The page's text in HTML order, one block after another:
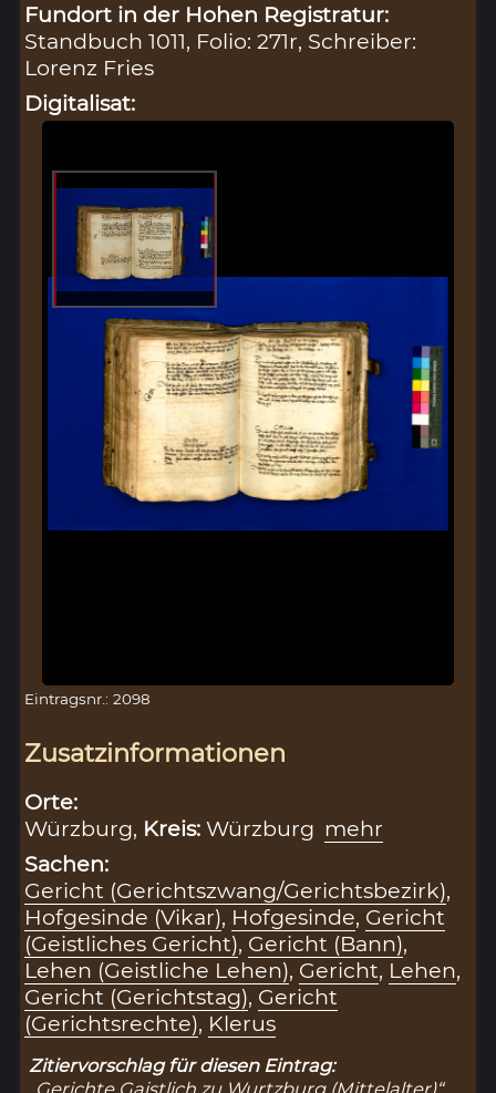
Fundort in der Hohen Registratur:
Standbuch 1011, Folio: 271r, Schreiber:
Lorenz Fries
Digitalisat:
Eintragsnr.: 2098
Zusatzinformationen
Orte:
Würzburg, Kreis:Würzburg mehr
Sachen:
Gericht (Gerichtszwang/Gerichtsbezirk),
Hofgesinde (Vikar), Hofgesinde, Gericht
(Geistliches Gericht), Gericht (Bann),
Lehen (Geistliche Lehen), Gericht, Lehen,
Gericht (Gerichtstag), Gericht
(Gerichtsrechte), Klerus
Zitiervorschlag für diesen Eintrag:
„Gerichte Gaistlich zu Wurtzburg (Mittelalter)“